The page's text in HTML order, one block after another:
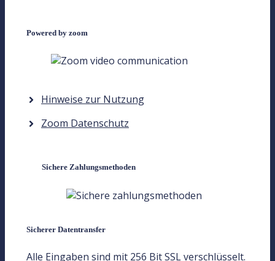
Powered by zoom
Hinweise zur Nutzung
Zoom Datenschutz
Sichere Zahlungsmethoden
Sicherer Datentransfer
Alle Eingaben sind mit 256 Bit SSL verschlüsselt.